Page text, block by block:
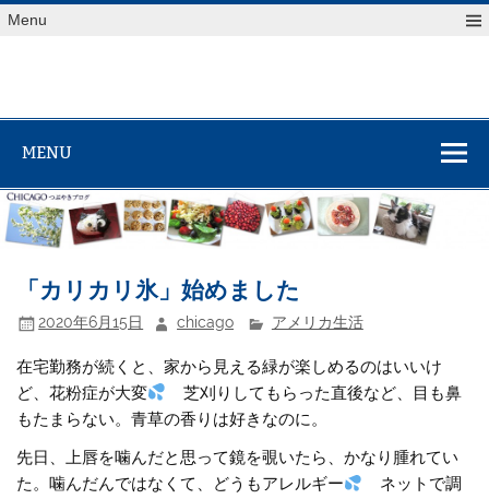
Skip
toMenu
MENU
「カリカリ氷」始めました
2020年6月15日 chicago アメリカ生活
在宅勤務が続くと、家から見える緑が楽しめるのはいいけ
ど、花粉症が大変
芝刈りしてもらった直後など、目も鼻
もたまらない。青草の香りは好きなのに。
先日、上唇を噛んだと思って鏡を覗いたら、かなり腫れてい
た。噛んだんではなくて、どうもアレルギー
ネットで調